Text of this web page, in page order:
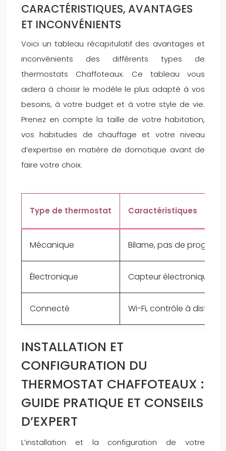
CARACTÉRISTIQUES, AVANTAGES
ET INCONVÉNIENTS
Voici un tableau récapitulatif des avantages et
inconvénients des différents types de
thermostats Chaffoteaux. Ce tableau vous
aidera à choisir le modèle le plus adapté à vos
besoins, à votre budget et à votre style de vie.
Prenez en compte la taille de votre habitation,
vos habitudes de chauffage et votre niveau
d’expertise en matière de domotique avant de
faire votre choix.
Type de thermostat Caractéristiques
Mécanique Bilame, pas de
Électronique Capteur électronique,
Connecté Wi-Fi, contrôle à
INSTALLATION ET
CONFIGURATION DU
THERMOSTAT CHAFFOTEAUX :
GUIDE PRATIQUE ET CONSEILS
D’EXPERT
L’installation et la configuration de votre